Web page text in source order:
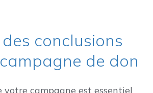
conclusions
de don
votre campagne est essentiel